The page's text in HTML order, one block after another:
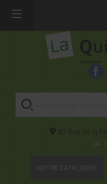
82 Rue de la
04
NOTRE CATALOGUE